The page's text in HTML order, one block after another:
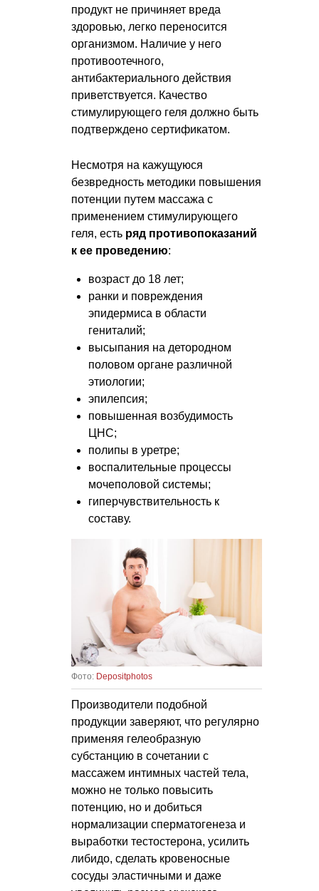
продукт не причиняет вреда
здоровью, легко переносится
организмом. Наличие у него
противоотечного,
антибактериального действия
приветствуется. Качество
стимулирующего геля должно быть
подтверждено сертификатом.
Несмотря на кажущуюся
безвредность методики повышения
потенции путем массажа с
применением стимулирующего
геля, есть ряд противопоказаний
к ее проведению:
возраст до 18 лет;
ранки и повреждения
эпидермиса в области
гениталий;
высыпания на детородном
половом органе различной
этиологии;
эпилепсия;
повышенная возбудимость
ЦНС;
полипы в уретре;
воспалительные процессы
мочеполовой системы;
гиперчувствительность к
составу.
Фото: Depositphotos
Производители подобной
продукции заверяют, что регулярно
применяя гелеобразную
субстанцию в сочетании с
массажем интимных частей тела,
можно не только повысить
потенцию, но и добиться
нормализации сперматогенеза и
выработки тестостерона, усилить
либидо, сделать кровеносные
сосуды эластичными и даже